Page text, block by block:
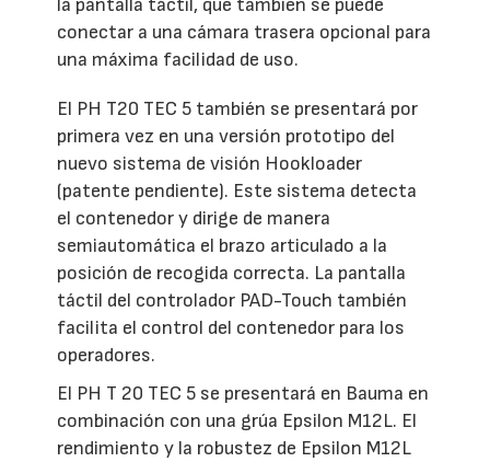
la pantalla táctil, que también se puede
conectar a una cámara trasera opcional para
una máxima facilidad de uso.
El PH T20 TEC 5 también se presentará por
primera vez en una versión prototipo del
nuevo sistema de visión Hookloader
(patente pendiente). Este sistema detecta
el contenedor y dirige de manera
semiautomática el brazo articulado a la
posición de recogida correcta. La pantalla
táctil del controlador PAD-Touch también
facilita el control del contenedor para los
operadores.
El PH T 20 TEC 5 se presentará en Bauma en
combinación con una grúa Epsilon M12L. El
rendimiento y la robustez de Epsilon M12L